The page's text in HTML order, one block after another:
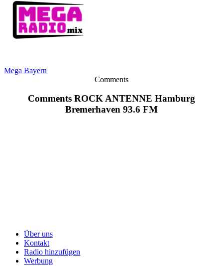
Mega Bayern
Comments
Comments ROCK ANTENNE Hamburg
Bremerhaven 93.6 FM
Über uns
Kontakt
Radio hinzufügen
Werbung